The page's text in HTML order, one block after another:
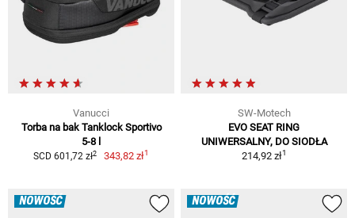
Vanucci
Torba na bak Tanklock Sportivo
5-8 l
SCD 601,72 zł2 343,82 zł1
SW-Motech
EVO SEAT RING
UNIWERSALNY, DO SIODŁA
214,92 zł1
NOWOŚĆ NOWOŚĆ